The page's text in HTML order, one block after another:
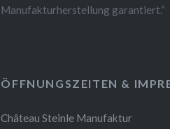
Manufakturherstellung garantiert.“
ÖFFNUNGSZEITEN &
Château Steinle Manufaktur